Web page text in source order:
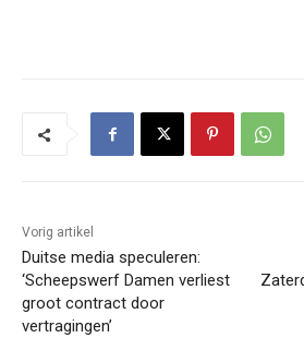
Vorig artikel
Duitse media speculeren:
‘Scheepswerf Damen verliest
groot contract door
vertragingen’